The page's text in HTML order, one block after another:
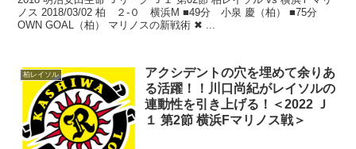
ノス 2018/03/02 柏 ２-０ 横浜M ■49分 小泉 慶（柏） ■75分
OWN GOAL（柏） マリノスの新戦術 ✖ ...
柏レイソル
アクシデントの穴を埋めて余りあ
る活躍！！川口尚紀がレイソルの
連動性を引き上げる！＜2022 Ｊ
１ 第2節 横浜Fマリノス戦＞